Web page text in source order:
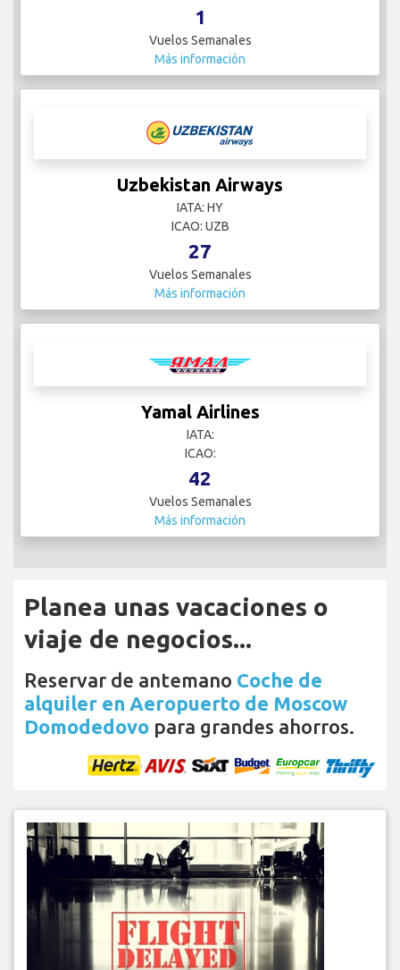
1
Vuelos Semanales
Más información
Uzbekistan Airways
IATA: HY
ICAO: UZB
27
Vuelos Semanales
Más información
Yamal Airlines
IATA:
ICAO:
42
Vuelos Semanales
Más información
Planea unas vacaciones o
viaje de negocios...
Reservar de antemano Coche de
alquiler en Aeropuerto de Moscow
Domodedovo para grandes ahorros.